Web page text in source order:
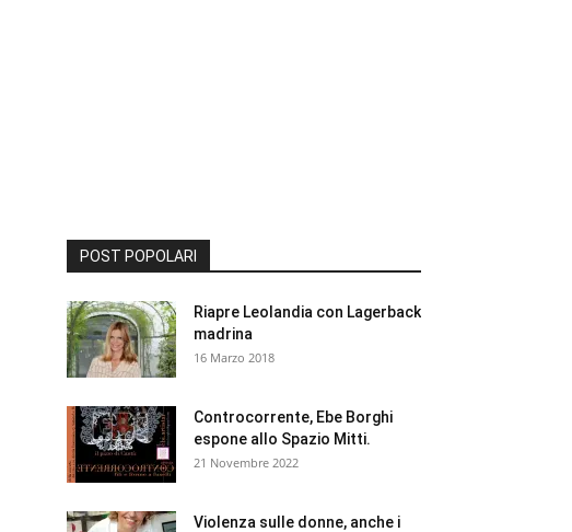
POST POPOLARI
Riapre Leolandia con Lagerback
madrina
16 Marzo 2018
Controcorrente, Ebe Borghi
espone allo Spazio Mitti.
21 Novembre 2022
Violenza sulle donne, anche i